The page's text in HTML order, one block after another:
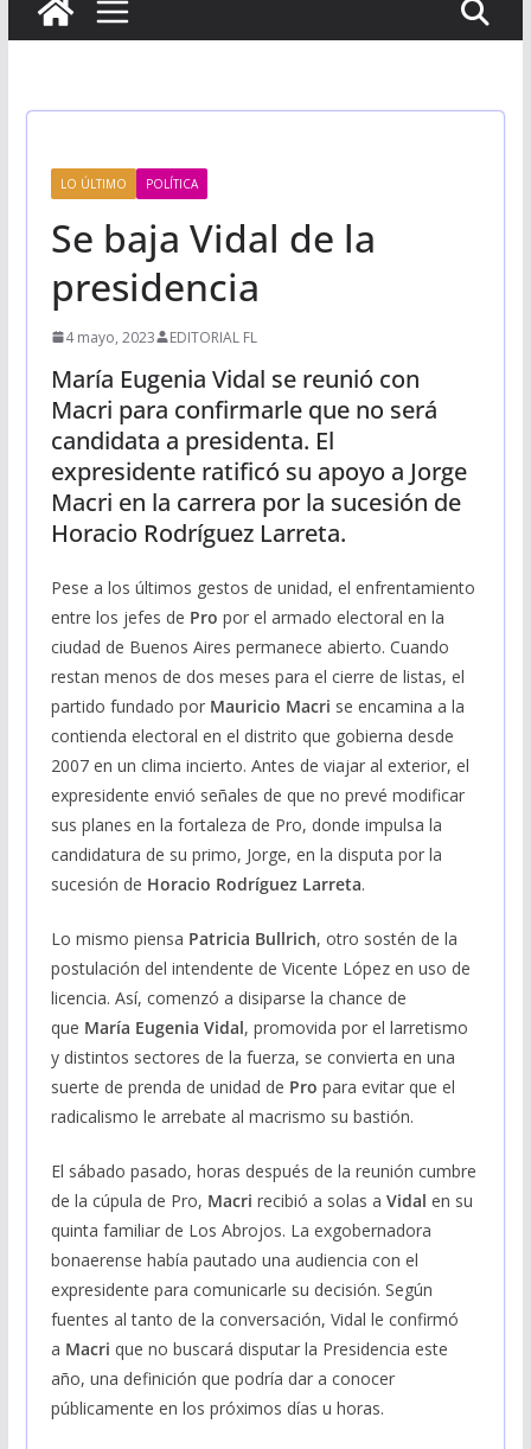
LO ÚLTIMO POLÍTICA
Se baja Vidal de la
presidencia
4 mayo, 2023 EDITORIAL FL
María Eugenia Vidal se reunió con
Macri para confirmarle que no será
candidata a presidenta. El
expresidente ratificó su apoyo a Jorge
Macri en la carrera por la sucesión de
Horacio Rodríguez Larreta.
Pese a los últimos gestos de unidad, el enfrentamiento
entre los jefes de Pro por el armado electoral en la
ciudad de Buenos Aires permanece abierto. Cuando
restan menos de dos meses para el cierre de listas, el
partido fundado por Mauricio Macri se encamina a la
contienda electoral en el distrito que gobierna desde
2007 en un clima incierto. Antes de viajar al exterior, el
expresidente envió señales de que no prevé modificar
sus planes en la fortaleza de Pro, donde impulsa la
candidatura de su primo, Jorge, en la disputa por la
sucesión de Horacio Rodríguez Larreta.
Lo mismo piensa Patricia Bullrich, otro sostén de la
postulación del intendente de Vicente López en uso de
licencia. Así, comenzó a disiparse la chance de
que María Eugenia Vidal, promovida por el larretismo
y distintos sectores de la fuerza, se convierta en una
suerte de prenda de unidad de Pro para evitar que el
radicalismo le arrebate al macrismo su bastión.
El sábado pasado, horas después de la reunión cumbre
de la cúpula de Pro, Macri recibió a solas a Vidal en su
quinta familiar de Los Abrojos. La exgobernadora
bonaerense había pautado una audiencia con el
expresidente para comunicarle su decisión. Según
fuentes al tanto de la conversación, Vidal le confirmó
a Macri que no buscará disputar la Presidencia este
año, una definición que podría dar a conocer
públicamente en los próximos días u horas.